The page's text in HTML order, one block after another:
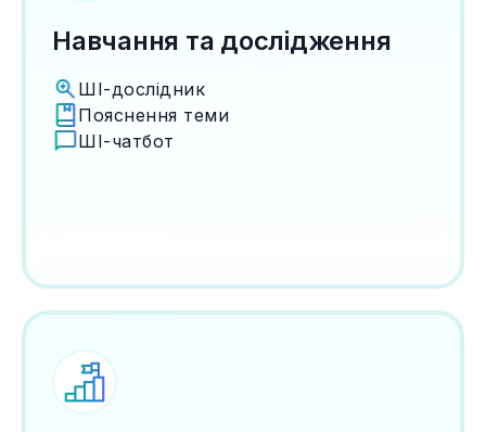
Навчання та дослідження
ШІ-дослідник
Пояснення теми
ШІ-чатбот